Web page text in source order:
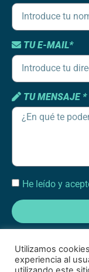
TU E-MAIL*
TU MENSAJE *
He leído y
Utilizamos
experiencia al